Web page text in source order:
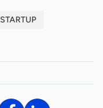
STARTUP